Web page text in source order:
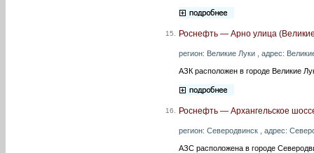
15. Роснефть — Арно улица
регион: Великие Луки , адрес:
АЗК расположен в городе Великие
16. Роснефть — Архангельское
регион: Северодвинск , адрес:
АЗС расположена в городе